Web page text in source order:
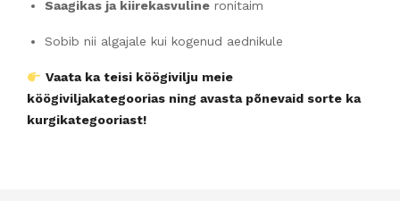
Saagikas ja kiirekasvuline ronitaim
Sobib nii algajale kui kogenud aednikule
Vaata ka teisi köögivilju meie
köögiviljakategoorias ning avasta põnevaid sorte ka
kurgikategooriast!